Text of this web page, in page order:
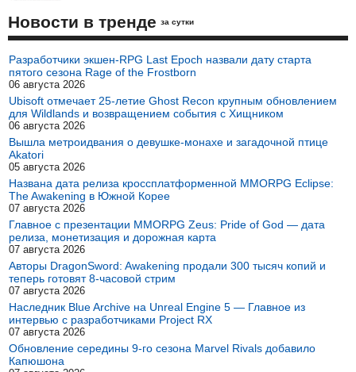
Новости в тренде за сутки
Разработчики экшен-RPG Last Epoch назвали дату старта
пятого сезона Rage of the Frostborn
06 августа 2026
Ubisoft отмечает 25-летие Ghost Recon крупным обновлением
для Wildlands и возвращением события с Хищником
06 августа 2026
Вышла метроидвания о девушке-монахе и загадочной птице
Akatori
05 августа 2026
Названа дата релиза кроссплатформенной MMORPG Eclipse:
The Awakening в Южной Корее
07 августа 2026
Главное с презентации MMORPG Zeus: Pride of God — дата
релиза, монетизация и дорожная карта
07 августа 2026
Авторы DragonSword: Awakening продали 300 тысяч копий и
теперь готовят 8-часовой стрим
07 августа 2026
Наследник Blue Archive на Unreal Engine 5 — Главное из
интервью с разработчиками Project RX
07 августа 2026
Обновление середины 9-го сезона Marvel Rivals добавило
Капюшона